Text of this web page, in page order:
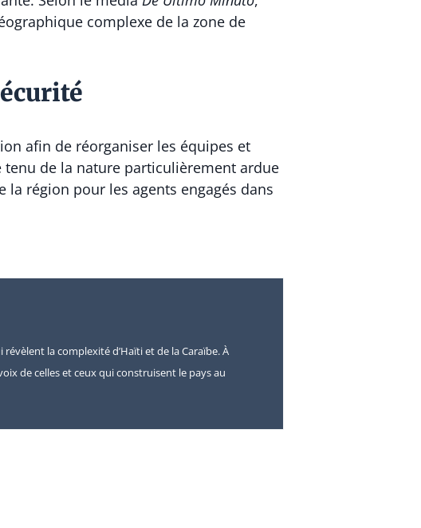
complexe de la zone de
afin de réorganiser les équipes et
tenu de la nature particulièrement ardue
région pour les agents engagés dans
la complexité d’Haïti et de la Caraïbe. À
de celles et ceux qui construisent le pays au